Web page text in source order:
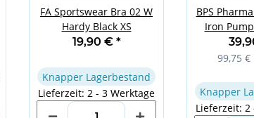
FA Sportswear Bra 02 W
Hardy Black XS
19,90 € *
Knapper Lagerbestand
Lieferzeit: 2 - 3 Werktage
BPS
Iron
99,75
Knapper
Lieferzeit: 2